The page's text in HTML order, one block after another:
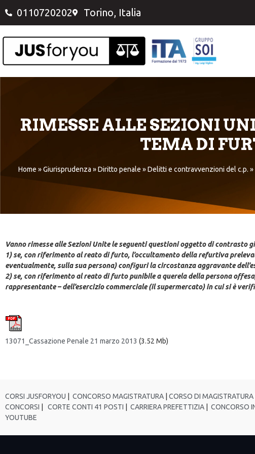
0110720202 Torino, Italia
RIMESSE ALLE SEZIONI
TEMA DI
Home »Giurisprudenza »Diritto penale »Delitti e contravvenzioni del c.p. »
Vanno rimesse alle Sezioni Unite le seguenti questioni oggetto di contrasto
1) se, con riferimento al reato di furto, l’occultamento della refurtiva
eventualmente, sulla sua persona) configuri la circostanza aggravante
2) se, con riferimento al reato di furto punibile a querela della persona
rappresentante – dell’esercizio commerciale (il supermercato) in cui si è
13071_Cassazione Penale 21 marzo 2013 (3.52 Mb)
CORSI JUSFORYOU CONCORSO MAGISTRATURA CORSO DI MAGISTRATURA
CONCORSI
CORTE CONTI 41 POSTI CARRIERA PREFETTIZIA CONCORSO
YOUTUBE